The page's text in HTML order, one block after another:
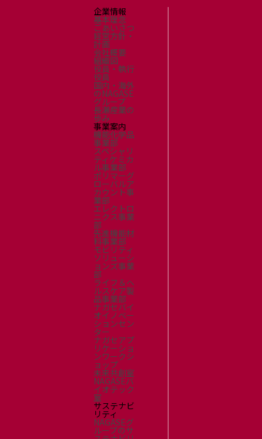
企業情報
基本理念
ごあいさつ
経営方針・
計画
会社概要
組織図
役員・執行
役員
国内・海外
のNAGASE
グループ
長瀬産業の
歩み
事業案内
機能化学品
事業部
スペシャリ
ティケミカ
ル事業部
ポリマーグ
ローバルア
カウント事
業部
エレクトロ
ニクス事業
部
先進機能材
料事業部
モビリティ
ソリューシ
ョンズ事業
部
ライフ＆ヘ
ルスケア製
品事業部
ナガセバイ
オイノベー
ションセン
ター
ナガセアプ
リケーショ
ンワークシ
ョップ
未来共創室
NAGASEバ
イオテック
室
サステナビ
リティ
NAGASEグ
ループのサ